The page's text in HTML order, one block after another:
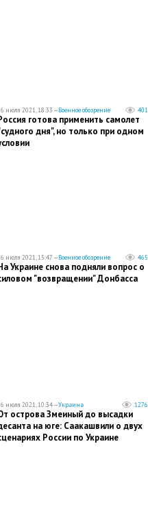
июля 2021, 18:33 —Военное обозрение 401
готова применить самолет
дня", но только при одном
июля 2021, 15:47 —Военное обозрение 465
Украине снова подняли вопрос о
"возвращении" Донбасса
июля 2021, 10:34 —Украина 1276
острова Змеиный до высадки
на юге: Саакашвили о двух
России по Украине